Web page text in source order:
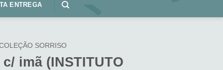
ENTREGA
SORRISO
imã (INSTITUTO